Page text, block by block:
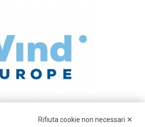
Rifiuta cookie non necessari ✕